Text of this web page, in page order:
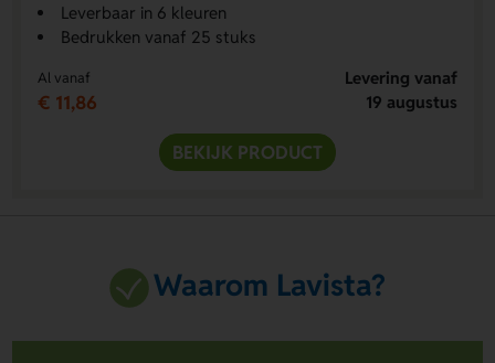
Leverbaar in 6 kleuren
Bedrukken vanaf 25 stuks
Al vanaf
€ 11,86
Levering vanaf
19 augustus
BEKIJK PRODUCT
Waarom Lavista?